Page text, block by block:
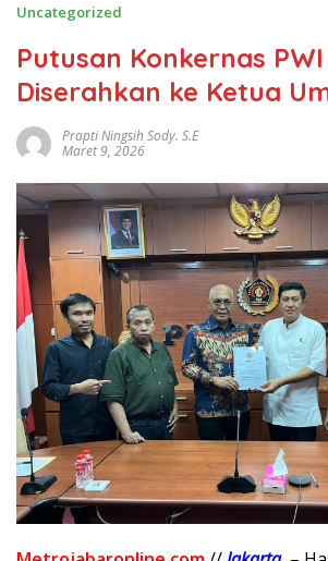
Uncategorized
Putusan Konkernas PWI
Diserahkan ke Ketua
Prapti Ningsih Sody. S.E
Maret 9, 2026